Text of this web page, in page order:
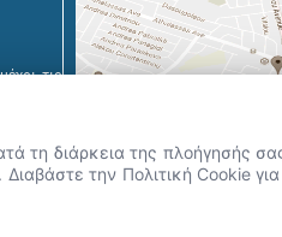
τις
τη διάρκεια της πλοήγησής
την Πολιτική Cookie